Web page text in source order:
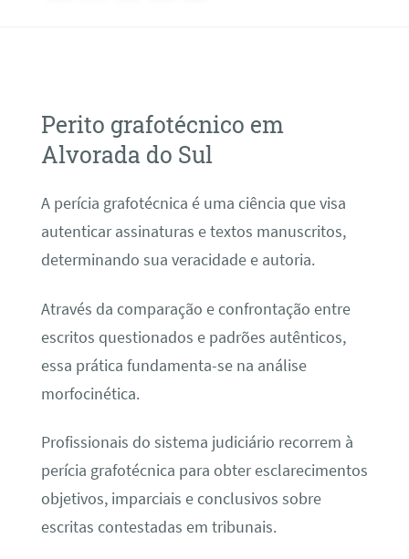
Perito grafotécnico em
Alvorada do Sul
A perícia grafotécnica é uma ciência que visa
autenticar assinaturas e textos manuscritos,
determinando sua veracidade e autoria.
Através da comparação e confrontação entre
escritos questionados e padrões autênticos,
essa prática fundamenta-se na análise
morfocinética.
Profissionais do sistema judiciário recorrem à
perícia grafotécnica para obter esclarecimentos
objetivos, imparciais e conclusivos sobre
escritas contestadas em tribunais.